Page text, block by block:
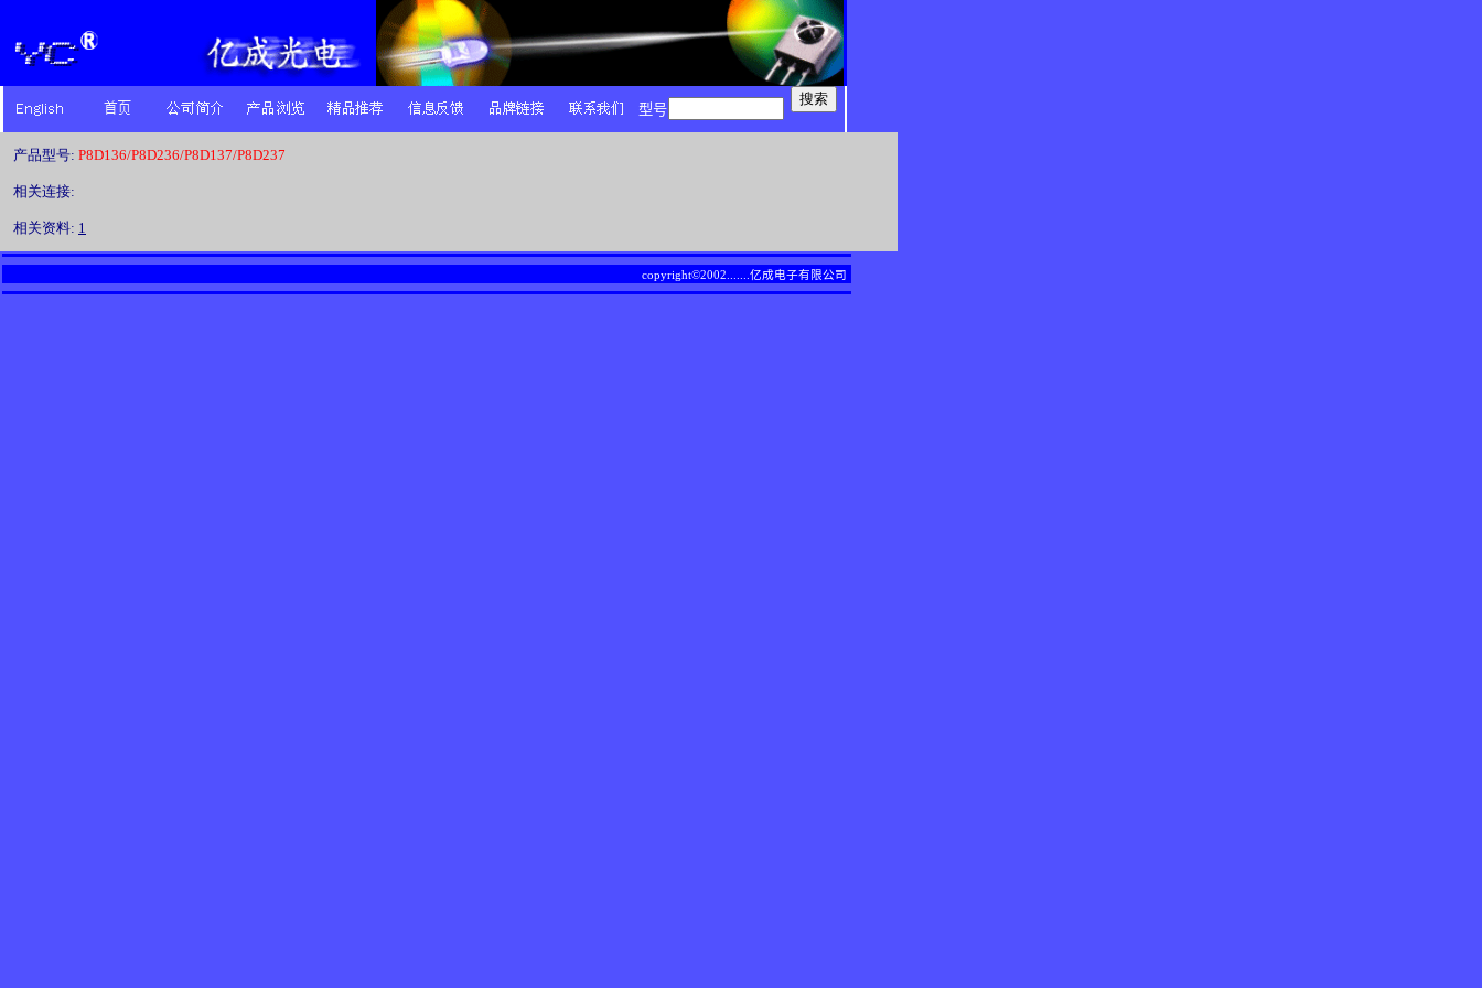
型号
产品型号: P8D136/P8D236/P8D137/P8D237
相关连接:
相关资料: 1
copyright©2002....... 亿成电子有限公司